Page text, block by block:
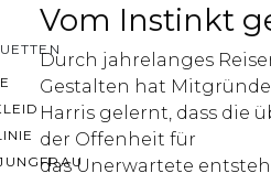
Vom Instinkt
Durch jahrelanges
Gestalten hat
Harris gelernt, dass die
der Offenheit für
das Unerwartete